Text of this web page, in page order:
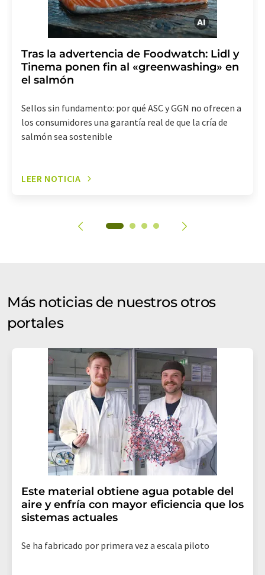
Tras la advertencia de Foodwatch: Lidl y
Tinema ponen fin al «greenwashing» en
el salmón
Sellos sin fundamento: por qué ASC y GGN no ofrecen a
los consumidores una garantía real de que la cría de
salmón sea sostenible
LEER NOTICIA
Más noticias de nuestros otros
portales
Este material obtiene agua potable del
aire y enfría con mayor eficiencia que los
sistemas actuales
Se ha fabricado por primera vez a escala piloto